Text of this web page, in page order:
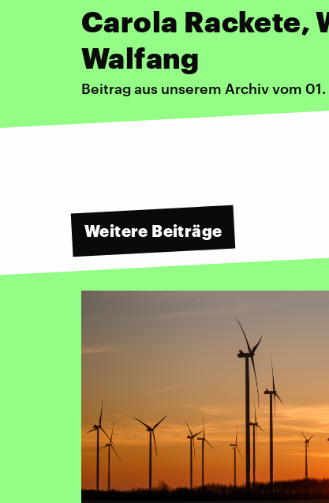
Carola Rackete,
Walfang
Beitrag aus unserem Archiv vom 01.
Weitere Beiträge